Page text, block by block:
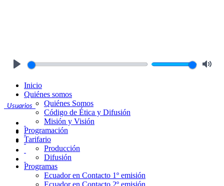
Usuarios
Inicio
Quiénes somos
Quiénes Somos
Código de Ética y Difusión
Misión y Visión
Programación
Tarifario
Producción
Difusión
Programas
Ecuador en Contacto 1º emisión
Ecuador en Contacto 2º emisión